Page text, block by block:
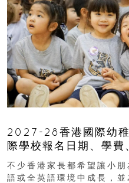
2027-28香港國際幼
際學校報名日期、學費
不少香港家長都希望讓小
語或全英語環境中成長，